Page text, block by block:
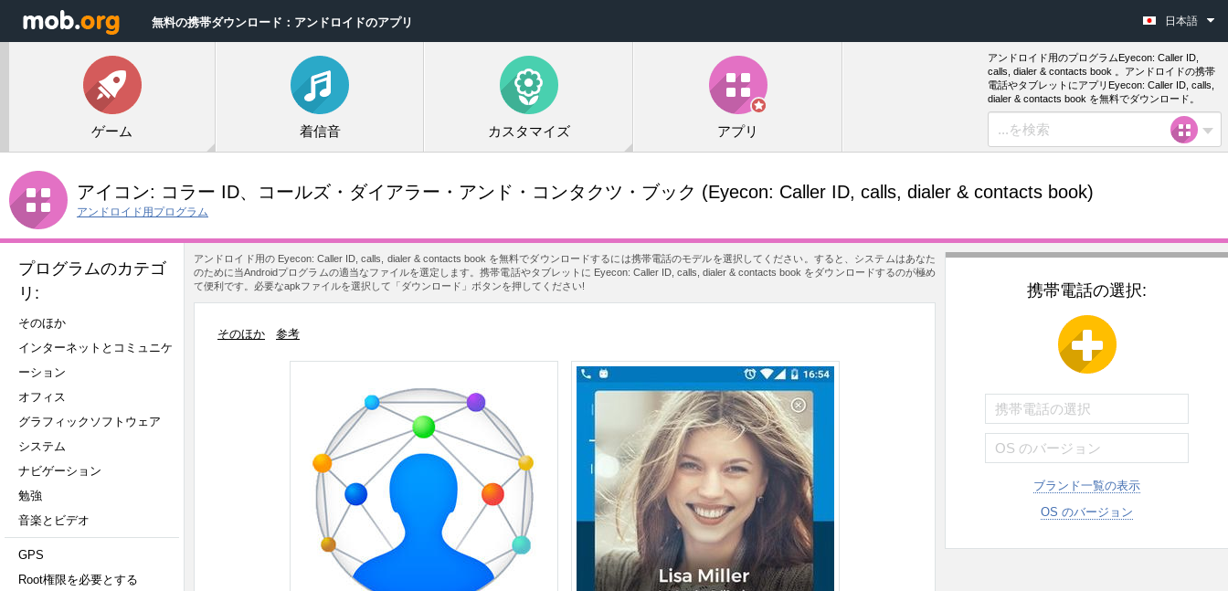
無料の携帯ダウンロード：アンドロイドのアプリ 日本語
ゲーム 着信音 カスタマイズ アプリ
アンドロイド用のプログラムEyecon: Caller ID,
calls, dialer & contacts book 。アンドロイドの携帯
電話やタブレットにアプリEyecon: Caller ID, calls,
dialer & contacts book を無料でダウンロード。
アイコン: コラー ID、コールズ・ダイアラー・アンド・コンタクツ・ブック (Eyecon: Caller ID, calls, dialer & contacts book)
アンドロイド用プログラム
プログラムのカテゴ
リ:
そのほか
インターネットとコミュニケ
ーション
オフィス
グラフィックソフトウェア
システム
ナビゲーション
勉強
音楽とビデオ
GPS
Root権限を必要とする
アンドロイド用の Eyecon: Caller ID, calls, dialer & contacts book を無料でダウンロードするには携帯電話のモデルを選択してください。すると、システムはあなた
のために当Androidプログラムの適当なファイルを選定します。携帯電話やタブレットに Eyecon: Caller ID, calls, dialer & contacts book をダウンロードするのが極め
て便利です。必要なapkファイルを選択して「ダウンロード」ボタンを押してください!
そのほか 参考
携帯電話の選択:
ブランド一覧の表示
OS のバージョン